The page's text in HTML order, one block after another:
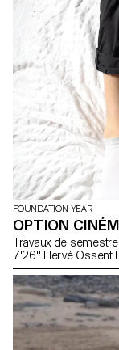
FOUNDATION YEAR
OPTION
Travaux de
7'26'' Hervé Ossent